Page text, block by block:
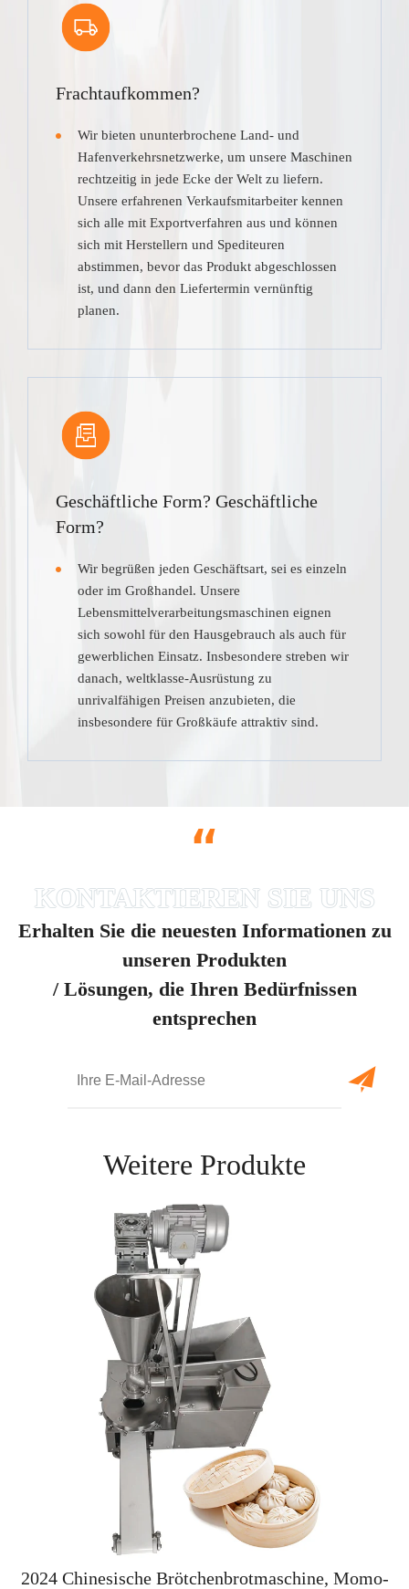
Frachtaufkommen?
Wir bieten ununterbrochene Land- und
Hafenverkehrsnetzwerke, um unsere Maschinen
rechtzeitig in jede Ecke der Welt zu liefern.
Unsere erfahrenen Verkaufsmitarbeiter kennen
sich alle mit Exportverfahren aus und können
sich mit Herstellern und Spediteuren
abstimmen, bevor das Produkt abgeschlossen
ist, und dann den Liefertermin vernünftig
planen.
Geschäftliche Form? Geschäftliche
Form?
Wir begrüßen jeden Geschäftsart, sei es einzeln
oder im Großhandel. Unsere
Lebensmittelverarbeitungsmaschinen eignen
sich sowohl für den Hausgebrauch als auch für
gewerblichen Einsatz. Insbesondere streben wir
danach, weltklasse-Ausrüstung zu
unrivalfähigen Preisen anzubieten, die
insbesondere für Großkäufe attraktiv sind.
“
Erhalten Sie die neuesten Informationen zu
unseren Produkten
/ Lösungen, die Ihren Bedürfnissen
entsprechen
Weitere Produkte
2024 Chinesische Brötchenbrotmaschine, Momo-